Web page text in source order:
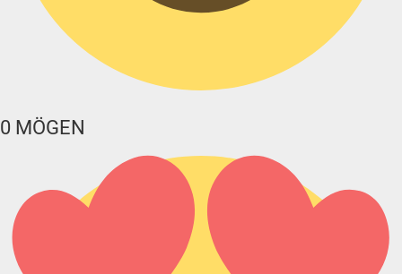
0 MÖGEN